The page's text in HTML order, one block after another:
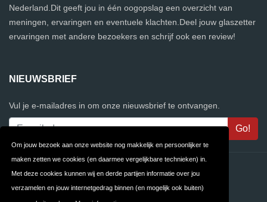
Om jouw bezoek aan onze website nog makkelijk en persoonlijker te
maken zetten we cookies (en daarmee vergelijkbare technieken) in.
Met deze cookies kunnen wij en derde partijen informatie over jou
verzamelen en jouw internetgedrag binnen (en mogelijk ook buiten)
Nederland.Dit geeft jou in één oogopslag een overzicht van
meningen, ervaringen en eventuele klachten.Deel jouw glaszetter
ervaringen met andere bezoekers en schrijf ook een review!
NIEUWSBRIEF
Vul je e-mailadres in om onze nieuwsbrief te ontvangen.
Contact Privacy
Algemene FAQ